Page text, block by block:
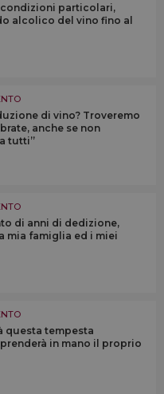
particolari,
alcolico del vino fino al
di vino? Troveremo
anche se non
tutti”
di anni di dedizione,
mia famiglia ed i miei
questa tempesta
in mano il proprio